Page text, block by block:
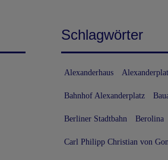
Schlagwörter
Alexanderhaus
Bahnhof Alexanderplatz
Berliner Stadtbahn Berolina
Carl Philipp Christian von